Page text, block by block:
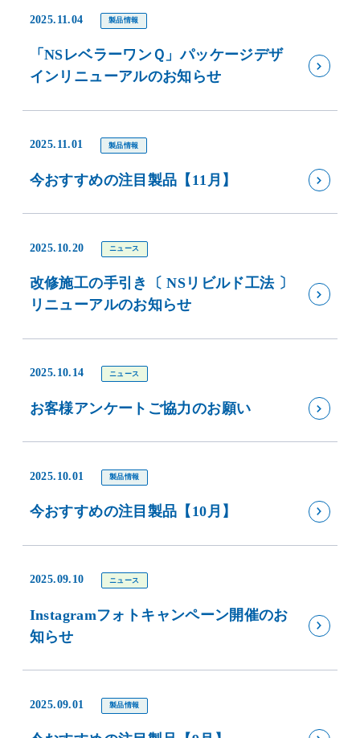
2025.11.04 製品情報
「NSレベラーワンＱ」パッケージデザ
インリニューアルのお知らせ
2025.11.01 製品情報
今おすすめの注目製品【11月】
2025.10.20 ニュース
改修施工の手引き〔 NSリビルド工法 〕
リニューアルのお知らせ
2025.10.14 ニュース
お客様アンケートご協力のお願い
2025.10.01 製品情報
今おすすめの注目製品【10月】
2025.09.10 ニュース
Instagramフォトキャンペーン開催のお
知らせ
2025.09.01 製品情報